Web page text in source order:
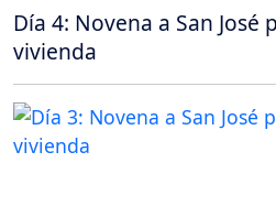
Día 4: Novena a San José
vivienda